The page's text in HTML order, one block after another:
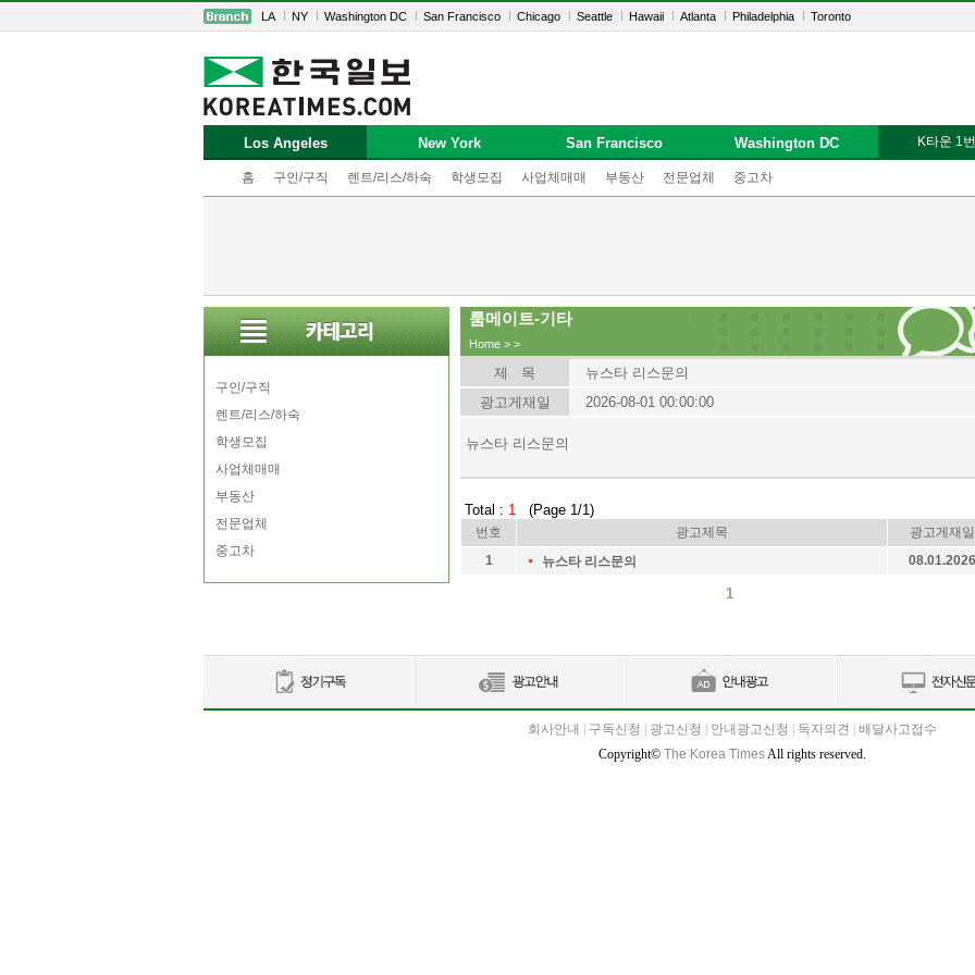
LA NY Washington DC San Francisco Chicago Seattle Hawaii Atlanta Philadelphia Toronto
Los Angeles
홈 구인/구직 렌트/리스/하숙 학생모집 사업체매매 부동산 전문업체 중고차
New York San Francisco Washington DC K타운 1
구인/구직
렌트/리스/하숙
학생모집
사업체매매
부동산
전문업체
중고차
룸메이트-기타
Home > >
제 목
뉴스타 리스문의
광고게재일
2026-08-01 00:00:00
뉴스타 리스문의
Total : 1 (Page 1/1)
번호 광고제목
광고게재일
1
뉴스타 리스문의 08.01.2026
1
회사안내 구독신청 광고신청 안내광고신청 독자의견
배달사고접수
Copyright© The Korea TimesAll rights reserved.